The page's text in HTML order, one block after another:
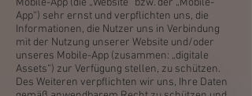
Mobile-App (die „Website“ bzw. der „Mobile-
App“) sehr ernst und verpflichten uns, die
Informationen, die Nutzer uns in Verbindung
mit der Nutzung unserer Website und/oder
unseres Mobile-App (zusammen: „digitale
Assets“) zur Verfügung stellen, zu schützen.
Des Weiteren verpflichten wir uns, Ihre Daten